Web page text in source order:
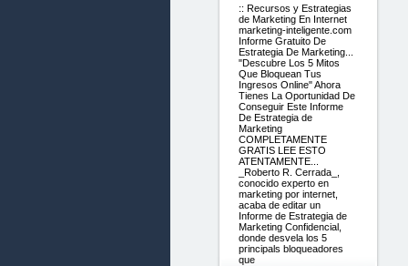
:: Recursos y Estrategias
de Marketing En Internet
marketing-inteligente.com
Informe Gratuito De
Estrategia De Marketing...
"Descubre Los 5 Mitos
Que Bloquean Tus
Ingresos Online" Ahora
Tienes La Oportunidad De
Conseguir Este Informe
De Estrategia de
Marketing
COMPLETAMENTE
GRATIS LEE ESTO
ATENTAMENTE...
_Roberto R. Cerrada_,
conocido experto en
marketing por internet,
acaba de editar un
Informe de Estrategia de
Marketing Confidencial,
donde desvela los 5
principals bloqueadores
que